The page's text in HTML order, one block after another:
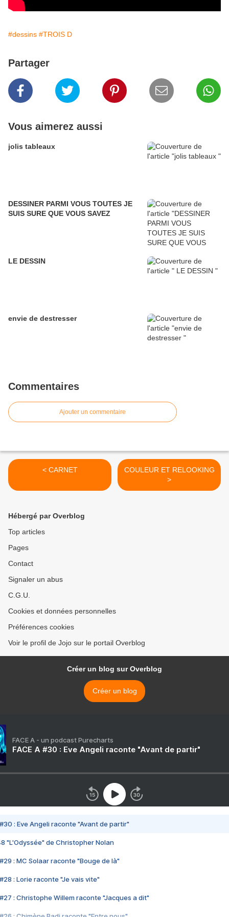
#dessins #TROIS D
Partager
Vous aimerez aussi
jolis tableaux
DESSINER PARMI VOUS TOUTES JE
SUIS SURE QUE VOUS SAVEZ
LE DESSIN
envie de destresser
Commentaires
Ajouter un commentaire
< CARNET
COULEUR ET RELOOKING
>
Hébergé par Overblog
Top articles
Pages
Contact
Signaler un abus
C.G.U.
Cookies et données personnelles
Préférences cookies
Voir le profil de Jojo sur le portail Overblog
Créer un blog sur Overblog
Créer un blog
FACE A - un podcast Purecharts
FACE A #30 : Eve Angeli raconte "Avant de partir"
#30 : Eve Angeli raconte "Avant de partir"
"L'Odyssée" de Christopher Nolan
#29 : MC Solaar raconte "Bouge de là"
#28 : Lorie raconte "Je vais vite"
#27 : Christophe Willem raconte "Jacques a dit"